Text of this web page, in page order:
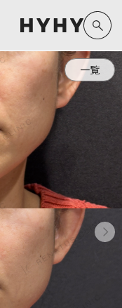
情報
るご質問
合わせ
イバシーポリシー
の方へ
療脱毛
す
一覧